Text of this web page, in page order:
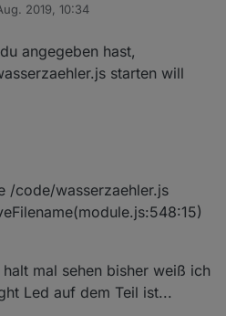
wie in meinem Code. Auf
es nicht kompatibel zu sein und
angebunden zu sein, wie
Modul mit SPI-Schnittstelle. Das
Teil für die Bildaufnahme und
anpassen musst.
Kameraansteuerung in der
bzw. .cpp
das JPEG-Bild in den
dort kann ich leider nicht
nicht habe.
genau hast du installiert und
Beschreibung für den Fehler?
2019, 10:34
angegeben hast,
starten will
/code/wasserzaehler.js
mal sehen bisher weiß ich
Led auf dem Teil ist...